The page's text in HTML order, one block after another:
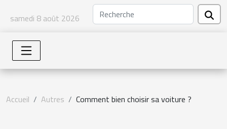
samedi 8 août 2026
Accueil Autres Comment bien choisir sa voiture ?